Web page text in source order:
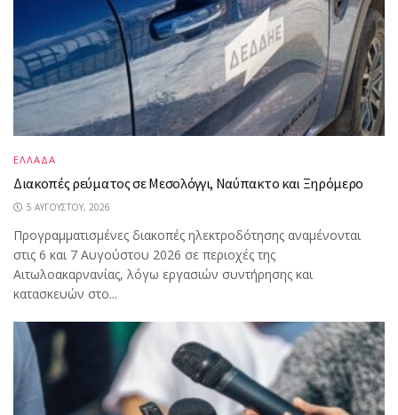
ΕΛΛΑΔΑ
Διακοπές ρεύματος σε Μεσολόγγι, Ναύπακτο και Ξηρόμερο
5 ΑΥΓΟΎΣΤΟΥ, 2026
Προγραμματισμένες διακοπές ηλεκτροδότησης αναμένονται
στις 6 και 7 Αυγούστου 2026 σε περιοχές της
Αιτωλοακαρνανίας, λόγω εργασιών συντήρησης και
κατασκευών στο...